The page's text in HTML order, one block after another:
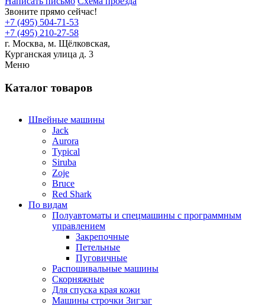
Звоните прямо сейчас!
+7 (495) 504-71-53
+7 (495) 210-27-58
г. Москва, м. Щёлковская,
Курганская улица д. 3
Меню
Каталог товаров
Швейные машины
Jack
Aurora
Typical
Siruba
Zoje
Bruce
Red Shark
По видам
Полуавтоматы и спецмашины с программным
управлением
Закрепочные
Петельные
Пуговичные
Распошивальные машины
Скорняжные
Для спуска края кожи
Машины строчки Зигзаг